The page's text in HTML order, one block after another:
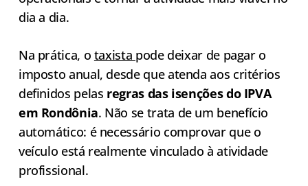
dia a dia.
Na prática, o taxista pode deixar de pagar o
imposto anual, desde que atenda aos critérios
definidos pelas regras das isenções do IPVA
em Rondônia. Não se trata de um benefício
automático: é necessário comprovar que o
veículo está realmente vinculado à atividade
profissional.